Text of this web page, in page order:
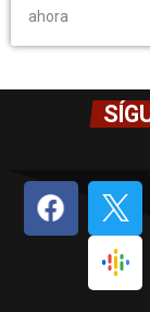
ahora